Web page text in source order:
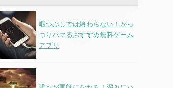
暇つぶしでは終わらない！がっ
つりハマるおすすめ無料ゲーム
アプリ